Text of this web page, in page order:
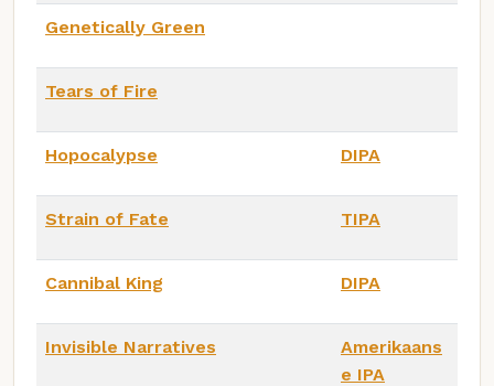
Genetically Green
Tears of Fire
Hopocalypse DIPA
Strain of Fate TIPA
Cannibal King DIPA
Invisible Narratives
Amerikaans
e IPA